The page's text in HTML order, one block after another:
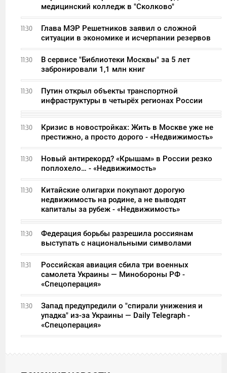
медицинский колледж в "Сколково"
11:30
Глава МЭР Решетников заявил о сложной
ситуации в экономике и исчерпании резервов
11:30
В сервисе "Библиотеки Москвы" за 5 лет
забронировали 1,1 млн книг
11:30
Путин открыл объекты транспортной
инфраструктуры в четырёх регионах России
11:30
Кризис в новостройках: Жить в Москве уже не
престижно, а просто дорого - «Недвижимость»
11:30
Новый антирекорд? «Крышам» в России резко
поплохело… - «Недвижимость»
11:30
Китайские олигархи покупают дорогую
недвижимость на родине, а не выводят
капиталы за рубеж - «Недвижимость»
11:30
Федерация борьбы разрешила россиянам
выступать с национальными символами
11:31
Российская авиация сбила три военных
самолета Украины — Минобороны РФ -
«Спецоперация»
11:30
Запад предупредили о "спирали унижения и
упадка" из-за Украины — Daily Telegraph -
«Спецоперация»